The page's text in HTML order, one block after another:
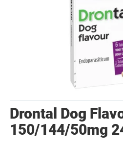
Drontal Dog
150/144/50mg